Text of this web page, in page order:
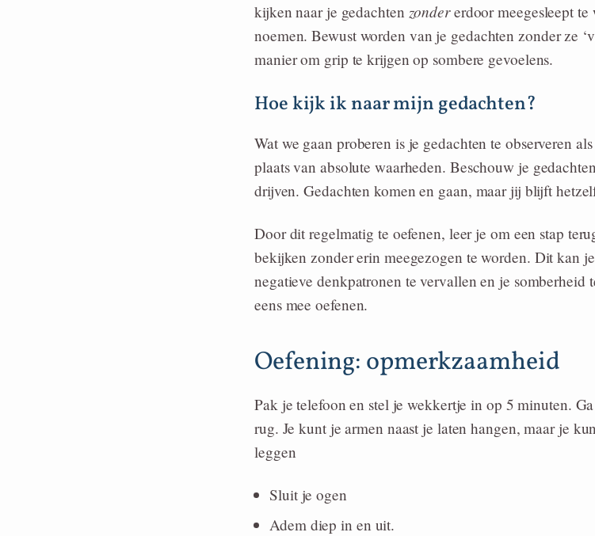
kijken naar je gedachten zondererdoor meegesleept
noemen. Bewust worden van je gedachten zonder ze
manier om grip te krijgen op sombere gevoelens.
Hoe kijk ik naar mijn gedachten?
Wat we gaan proberen is je gedachten te observeren
plaats van absolute waarheden. Beschouw je
drijven. Gedachten komen en gaan, maar jij blijft
Door dit regelmatig te oefenen, leer je om een stap
bekijken zonder erin meegezogen te worden. Dit kan
negatieve denkpatronen te vervallen en je somberheid
eens mee oefenen.
Oefening: opmerkzaamheid
Pak je telefoon en stel je wekkertje in op 5 minuten.
rug. Je kunt je armen naast je laten hangen, maar je
leggen
Sluit je ogen
Adem diep in en uit.